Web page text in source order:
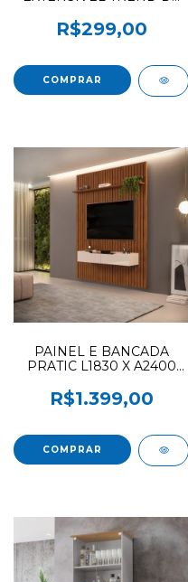
FREIJO / OFF WHITE
R$299,00
PAINEL E BANCADA
PRATIC L1830 X A2400
WHITE
R$1.399,00